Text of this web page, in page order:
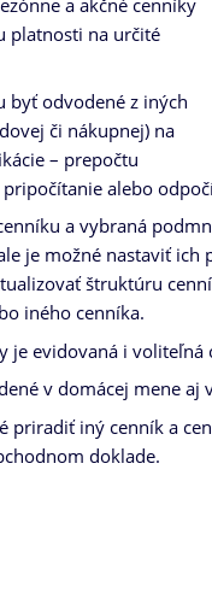
a akčné cenníky
platnosti na určité
byť odvodené z iných
či nákupnej) na
– prepočtu
alebo
a vybraná
je možné nastaviť
štruktúru
iného cenníka.
je evidovaná i voliteľná
v domácej mene aj
priradiť iný cenník a
doklade.